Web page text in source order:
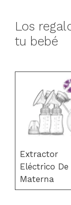
Los
tu bebé
Extractor
Eléctrico De
Materna